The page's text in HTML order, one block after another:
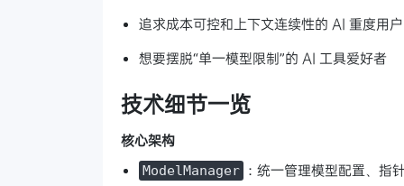
追求成本可控和上下文连续性的 AI 重度用户
想要摆脱“单一模型限制”的 AI 工具爱好者
技术细节一览
核心架构
ModelManager ：统一管理模型配置、指